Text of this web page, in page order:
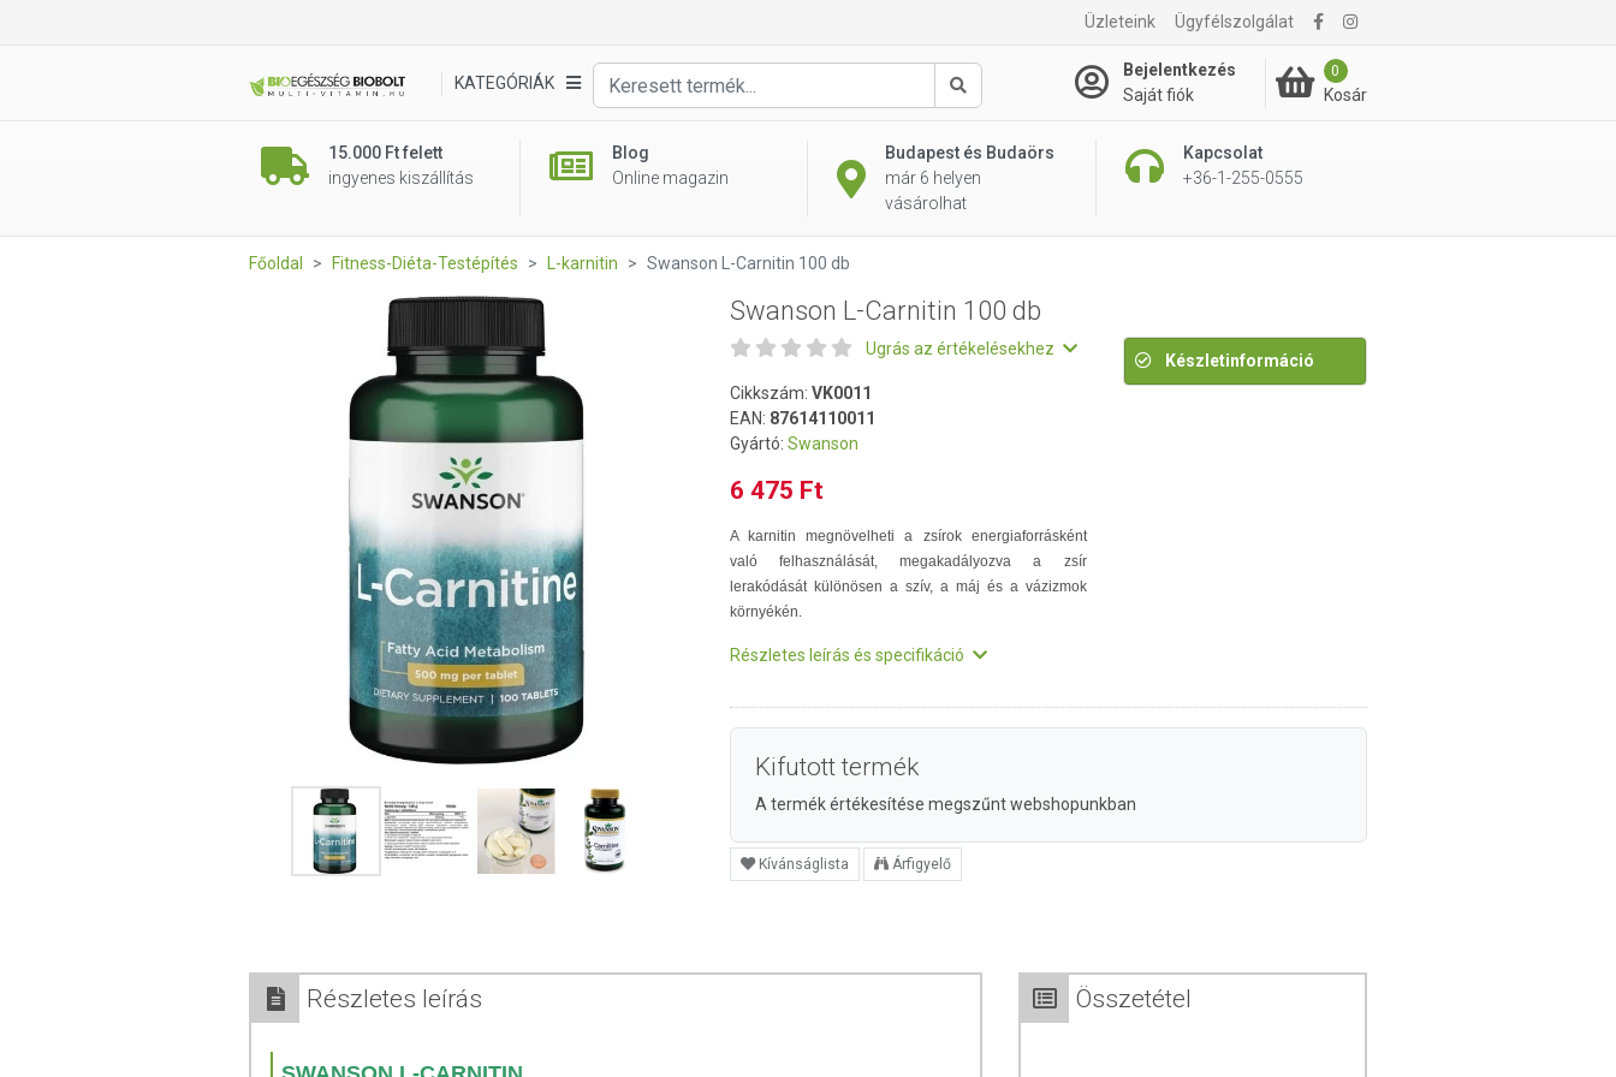
Üzleteink Ügyfélszolgálat
KATEGÓRIÁK
Keresés
Bejelentkezés
Saját fiók
0
Kosár
15.000 Ft felett
ingyenes kiszállítás
Blog
Online magazin
Budapest és Budaörs
már 6 helyen
vásárolhat
Kapcsolat
+36-1-255-0555
6 475 Ft
Főoldal Fitness-Diéta-Testépítés L-karnitin Swanson L-Carnitin 100 db
Swanson L-Carnitin 100 db
Ugrás az értékelésekhez
Cikkszám: VK0011
EAN: 87614110011
Gyártó: Swanson
6 475 Ft
A karnitin megnövelheti a zsírok energiaforrásként
való felhasználását, megakadályozva a zsír
lerakódását különösen a szív, a máj és a vázizmok
környékén.
Részletes leírás és specifikáció
Készletinformáció
Kifutott termék
A termék értékesítése megszűnt webshopunkban
Kívánságlista Árfigyelő
Részletes leírás Összetétel